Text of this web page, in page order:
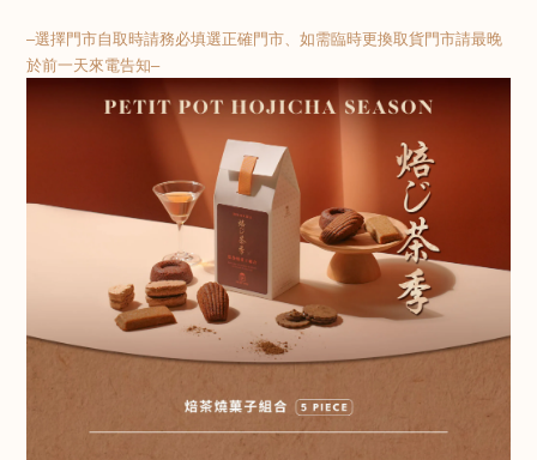
–選擇門市自取時請務必填選正確門市、如需臨時更換取貨門市請最晚
於前一天來電告知–